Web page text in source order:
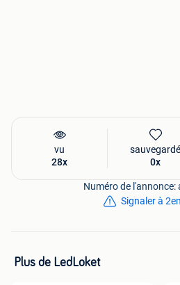
vu
28x
sauvegardé
0x
Numéro de l'annonce:
Signaler à
Plus de LedLoket